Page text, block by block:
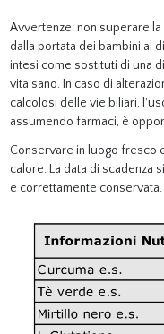
Avvertenze: non superare
dalla portata dei bambini al
intesi come sostituti di una
vita sano. In caso di
calcolosi delle vie biliari,
assumendo farmaci, è
Conservare in luogo fresco
calore. La data di scadenza
e correttamente conservata.